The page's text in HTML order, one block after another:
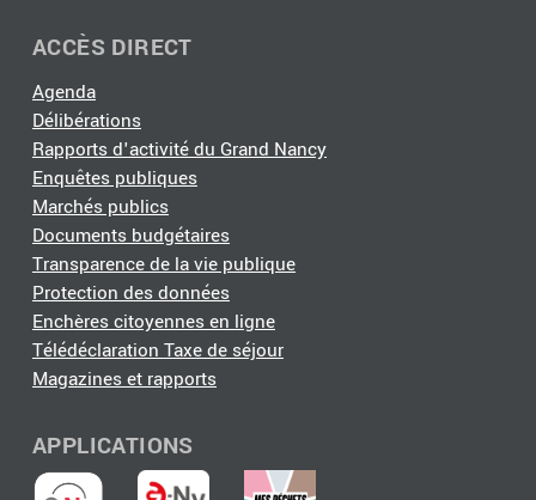
ACCÈS DIRECT
Agenda
Délibérations
Rapports d'activité du Grand Nancy
Enquêtes publiques
Marchés publics
Documents budgétaires
Transparence de la vie publique
Protection des données
Enchères citoyennes en ligne
Télédéclaration Taxe de séjour
Magazines et rapports
APPLICATIONS